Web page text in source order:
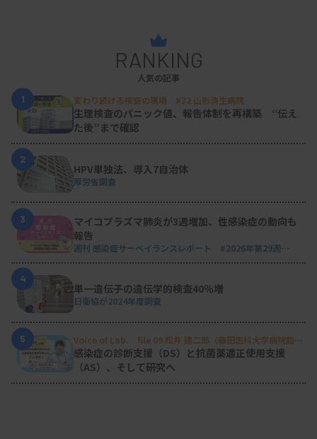
RANKING
人気の記事
1
変わり続ける検査の現場 #32 山形済生病院
生理検査のパニック値、報告体制を再構築 “伝え
た後”まで確認
2
HPV単独法、導入7自治体
厚労省調査
3
マイコプラズマ肺炎が3週増加、性感染症の動向も
報告
週刊 感染症サーベイランスレポート #2026年第29週
4
単一遺伝子の遺伝学的検査40％増
日衛協が2024年度調査
5
Voice of Lab. file 09 松井 建二郎（藤田医科大学病院臨床
検査部微生物遺伝子検査室）
感染症の診断支援（DS）と抗菌薬適正使用支援
（AS）、そして研究へ